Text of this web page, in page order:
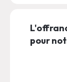
pour